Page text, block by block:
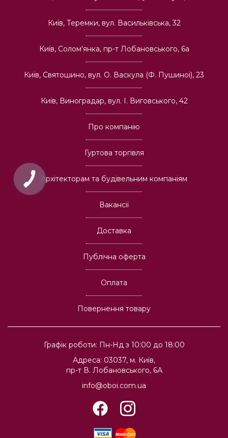
Київ, Теремки, вул. Васильківська, 32
Київ, Солом'янка, пр-т Лобановського, 6а
Київ, Святошино, вул. О. Васкула (Ф. Пушиної), 23
Київ, Виноградар, вул. І. Виговського, 42
Графік роботи: Пн-Нд з 10:00 до 18:00
Адреса: 03037, м. Київ,
пр-т В. Лобановського, 6А
info@oboi.com.ua
Про компанію
Гуртова торгівля
Архітекторам та будівельним компаніям
Вакансії
Доставка
Публічна оферта
Оплата
Повернення товару